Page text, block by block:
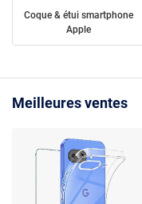
Coque & étui smartphone
Apple
Meilleures ventes